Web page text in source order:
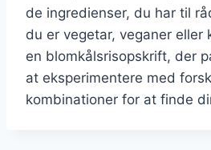
de ingredienser, du har til
du er vegetar, veganer eller
en blomkålsrisopskrift, der
at eksperimentere med
kombinationer for at finde